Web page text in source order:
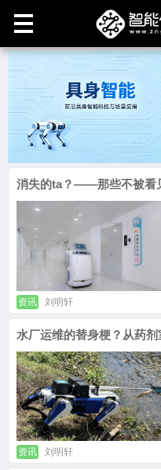
消失的ta？——那些不被看
资讯 刘明轩
水厂运维的替身梗？从药
资讯 刘明轩